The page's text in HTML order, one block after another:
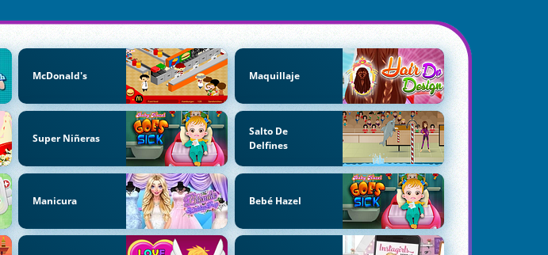
McDonald's Maquillaje
Super Niñeras
Salto De
Delfines
Manicura Bebé Hazel